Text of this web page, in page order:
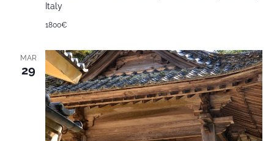
Italy
1800€
MAR
29